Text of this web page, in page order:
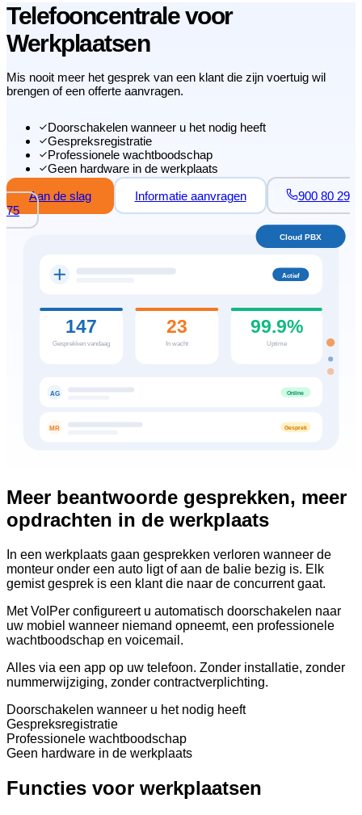
Telefooncentrale voor
Werkplaatsen
Mis nooit meer het gesprek van een klant die zijn voertuig wil
brengen of een offerte aanvragen.
Doorschakelen wanneer u het nodig heeft
Gespreksregistratie
Professionele wachtboodschap
Geen hardware in de werkplaats
Aan de slag
Informatie aanvragen
900 80 29
75
Actief
147
Gesprekken vandaag
23
In wacht
99.9%
Uptime
AG Online
MR Gesprek
Cloud PBX
Meer beantwoorde gesprekken, meer
opdrachten in de werkplaats
In een werkplaats gaan gesprekken verloren wanneer de
monteur onder een auto ligt of aan de balie bezig is. Elk
gemist gesprek is een klant die naar de concurrent gaat.
Met VoIPer configureert u automatisch doorschakelen naar
uw mobiel wanneer niemand opneemt, een professionele
wachtboodschap en voicemail.
Alles via een app op uw telefoon. Zonder installatie, zonder
nummerwijziging, zonder contractverplichting.
Doorschakelen wanneer u het nodig heeft
Gespreksregistratie
Professionele wachtboodschap
Geen hardware in de werkplaats
Functies voor werkplaatsen